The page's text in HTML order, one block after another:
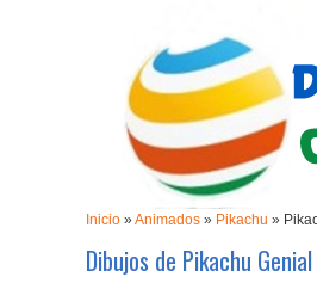
Inicio »Animados » Pikachu »
Dibujos de Pikachu